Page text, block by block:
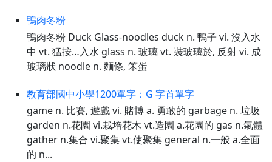
鴨肉冬粉
鴨肉冬粉 Duck Glass-noodles duck n. 鴨子 vi. 沒入水
中 vt. 猛按…入水 glass n. 玻璃 vt. 裝玻璃於, 反射 vi. 成
玻璃狀 noodle n. 麵條, 笨蛋
教育部國中小學1200單字：G 字首單字
game n. 比賽, 遊戲 vi. 賭博 a. 勇敢的 garbage n. 垃圾
garden n.花園 vi.栽培花木 vt.造園 a.花園的 gas n.氣體
gather n.集合 vi.聚集 vt.使聚集 general n.一般 a.全面
的 n...